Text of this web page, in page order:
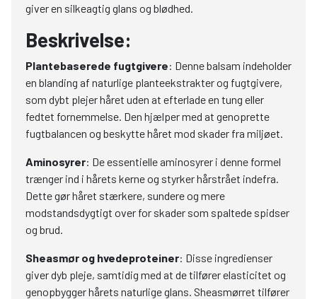
giver en silkeagtig glans og blødhed.
Beskrivelse:
Plantebaserede fugtgivere: Denne balsam indeholder
en blanding af naturlige planteekstrakter og fugtgivere,
som dybt plejer håret uden at efterlade en tung eller
fedtet fornemmelse. Den hjælper med at genoprette
fugtbalancen og beskytte håret mod skader fra miljøet.
Aminosyrer: De essentielle aminosyrer i denne formel
trænger ind i hårets kerne og styrker hårstrået indefra.
Dette gør håret stærkere, sundere og mere
modstandsdygtigt over for skader som spaltede spidser
og brud.
Sheasmør og hvedeproteiner: Disse ingredienser
giver dyb pleje, samtidig med at de tilfører elasticitet og
genopbygger hårets naturlige glans. Sheasmørret tilfører